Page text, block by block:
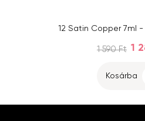
12 Satin Copper 7ml
1 590 Ft 1
Kosárba